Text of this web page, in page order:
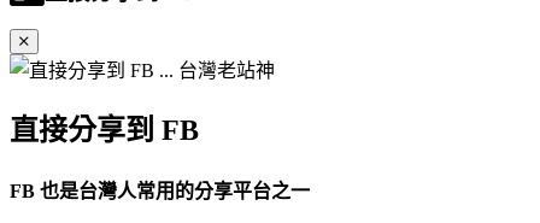
直接分享到 FB
FB 也是台灣人常用的分享平台之一